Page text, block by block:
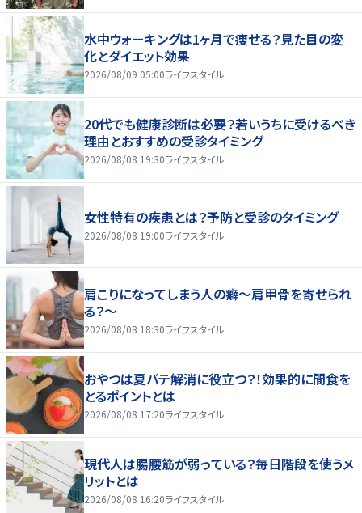
水中ウォーキングは1ヶ月で痩せる？見た目の変
化とダイエット効果
2026/08/09 05:00ライフスタイル
20代でも健康診断は必要？若いうちに受けるべき
理由とおすすめの受診タイミング
2026/08/08 19:30ライフスタイル
女性特有の疾患とは？予防と受診のタイミング
2026/08/08 19:00ライフスタイル
肩こりになってしまう人の癖～肩甲骨を寄せられ
る？～
2026/08/08 18:30ライフスタイル
おやつは夏バテ解消に役立つ？！効果的に間食を
とるポイントとは
2026/08/08 17:20ライフスタイル
現代人は腸腰筋が弱っている？毎日階段を使うメ
リットとは
2026/08/08 16:20ライフスタイル